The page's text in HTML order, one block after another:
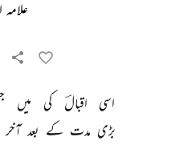
علامہ
اسی اقبالؔ کی میں
بڑی مدت کے بعد آخر